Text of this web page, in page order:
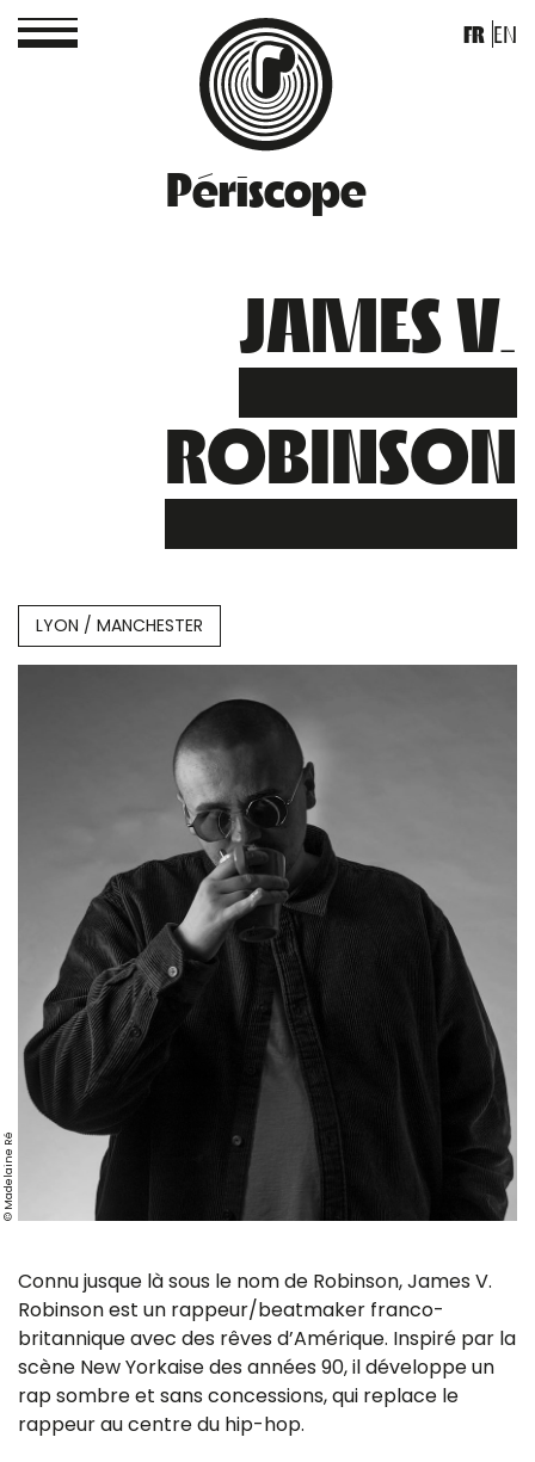
Périscope
FR EN
JAMES V.
ROBINSON
LYON / MANCHESTER
© Madelaine Ré
Connu jusque là sous le nom de Robinson, James V.
Robinson est un rappeur/beatmaker franco-
britannique avec des rêves d’Amérique. Inspiré par la
scène New Yorkaise des années 90, il développe un
rap sombre et sans concessions, qui replace le
rappeur au centre du hip-hop.